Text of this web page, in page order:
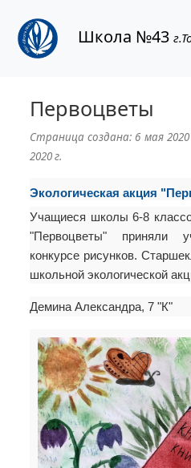
Школа №43
Первоцветы
Страница создана: 6 мая 2020
2020 г.
Экологическая акция
Учащиеся школы 6-8
"Первоцветы" приняли
конкурсе рисунков.
школьной экологической
Демина Александра, 7 "К"